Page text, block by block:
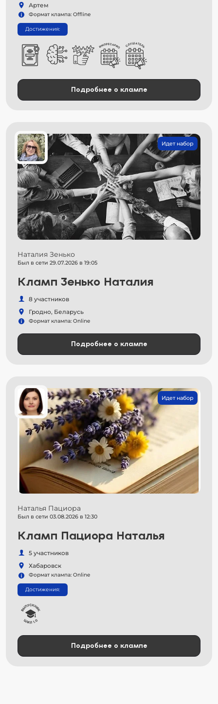
Артем
Формат клампа: Offline
Достижения:
Подробнее о клампе
Идет набор
Наталия Зенько
Был в сети 29.07.2026 в 19:05
Кламп Зенько Наталия
8 участников
Гродно, Беларусь
Формат клампа: Online
Подробнее о клампе
Идет набор
Наталья Пациора
Был в сети 03.08.2026 в 12:30
Кламп Пациора Наталья
5 участников
Хабаровск
Формат клампа: Online
Достижения:
Подробнее о клампе